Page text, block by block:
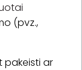
(pvz.,
pakeisti ar